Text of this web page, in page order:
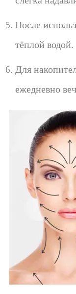
После
тёплой водой.
Для
ежедневно